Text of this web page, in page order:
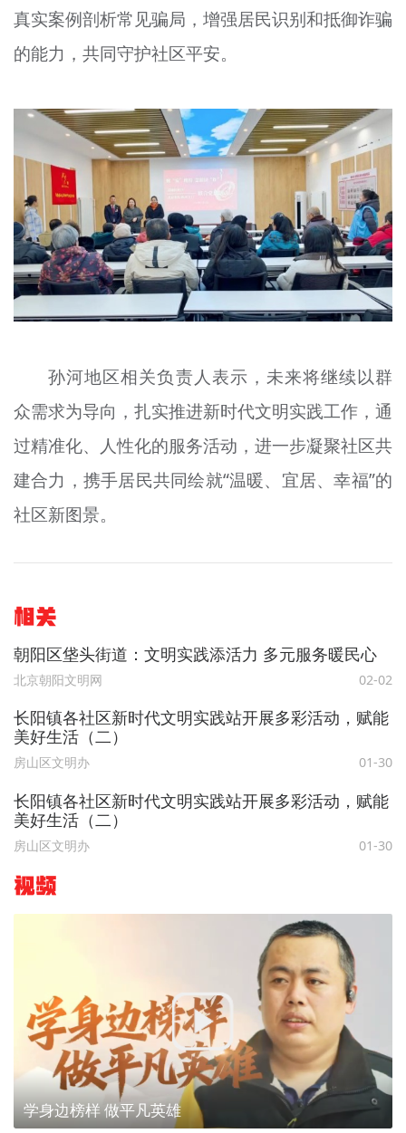
真实案例剖析常见骗局，增强居民识别和抵御诈骗
的能力，共同守护社区平安。
孙河地区相关负责人表示，未来将继续以群
众需求为导向，扎实推进新时代文明实践工作，通
过精准化、人性化的服务活动，进一步凝聚社区共
建合力，携手居民共同绘就“温暖、宜居、幸福”的
社区新图景。
相关
朝阳区垡头街道：文明实践添活力 多元服务暖民心
北京朝阳文明网 02-02
长阳镇各社区新时代文明实践站开展多彩活动，赋能
美好生活（二）
房山区文明办 01-30
长阳镇各社区新时代文明实践站开展多彩活动，赋能
美好生活（二）
房山区文明办 01-30
视频
学身边榜样 做平凡英雄